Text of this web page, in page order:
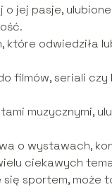
o jej pasje,
które odwiedziła
filmów, seriali
muzycznymi,
o wystawach,
ciekawych
sportem, może